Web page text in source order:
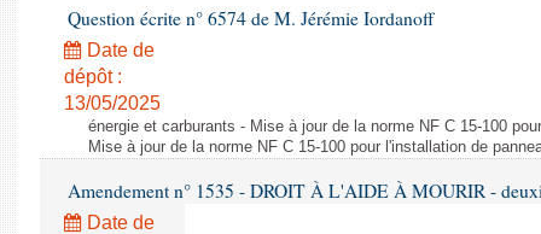
Question écrite n° 6574 de M. Jérémie Iordanoff
Date de
dépôt :
13/05/2025
énergie et carburants - Mise à jour de la norme NF C 15-100
Mise à jour de la norme NF C 15-100 pour l'installation de
Amendement n° 1535 - DROIT À L'AIDE À MOURIR -
Date de